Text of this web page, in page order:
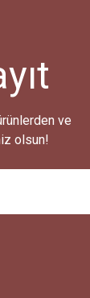
olmalı.
ve
olsun!